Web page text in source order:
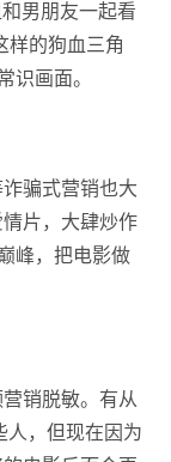
男朋友一起看
样的狗血三角
识画面。
骗式营销也大
片，大肆炒作
峰，把电影做
销脱敏。有从
人，但现在因为